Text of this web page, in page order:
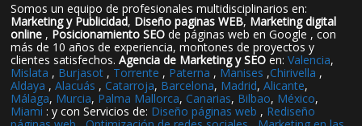
Somos un equipo de profesionales multidisciplinarios en:
Marketing y Publicidad, Diseño paginas WEB, Marketing digital
online , Posicionamiento SEO de páginas web en Google , con
más de 10 años de experiencia, montones de proyectos y
clientes satisfechos.Agencia de Marketing y SEO en:Valencia,
Mislata , Burjasot , Torrente , Paterna , Manises ,Chirivella ,
Aldaya ,Alacuás , Catarroja, Barcelona, Madrid,Alicante,
Málaga, Murcia, Palma Mallorca, Canarias, Bilbao, México,
Miami : y con Servicios de: Diseño páginas web , Rediseño